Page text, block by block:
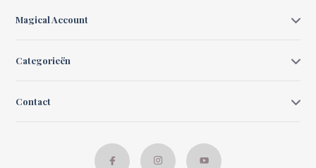
Magical Account
Categorieën
Contact